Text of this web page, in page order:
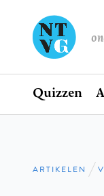
Home
Quizzen
ARTIKELEN